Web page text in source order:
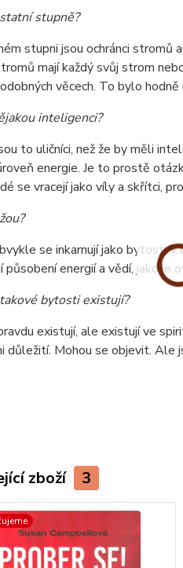
stupně?
stupni jsou ochránci stromů
mají každý svůj strom
věcech. To bylo
inteligenci?
to uličníci, než že by měli
energie. Je to prostě
se vracejí jako víly a skřítci,
se inkarnují jako bytosti,
působení energií a vědí, jako je
bytosti existují?
existují, ale existují ve
důležití. Mohou se objevit. Ale
zboží 3